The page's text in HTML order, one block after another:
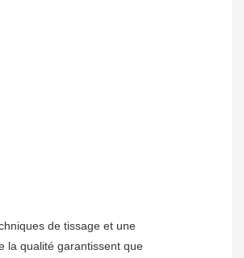
de tissage et une
la qualité garantissent que